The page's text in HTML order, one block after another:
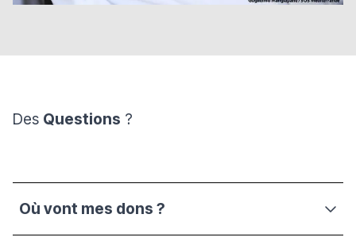
Des Questions ?
Où vont mes dons ?